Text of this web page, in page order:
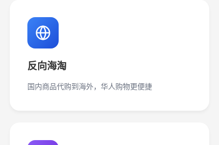
反向海淘
国内商品代购到海外，华人购物更便捷